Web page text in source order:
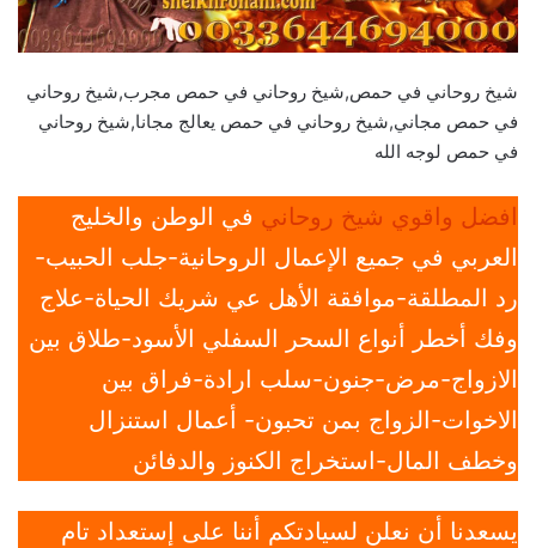
شيخ روحاني في حمص,شيخ روحاني في حمص مجرب,شيخ روحاني
في حمص مجاني,شيخ روحاني في حمص يعالج مجانا,شيخ روحاني
في حمص لوجه الله
افضل واقوي شيخ روحاني في الوطن والخليج
العربي في جميع الإعمال الروحانية-جلب الحبيب-
رد المطلقة-موافقة الأهل عي شريك الحياة-علاج
وفك أخطر أنواع السحر السفلي الأسود-طلاق بين
الازواج-مرض-جنون-سلب ارادة-فراق بين
الاخوات-الزواج بمن تحبون- أعمال استنزال
وخطف المال-استخراج الكنوز والدفائن
يسعدنا أن نعلن لسيادتكم أننا على إستعداد تام